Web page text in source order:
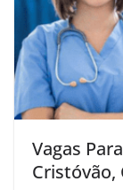
Vagas
Cristóvão,